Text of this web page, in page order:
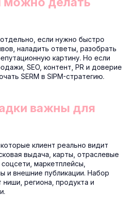
если нужно быстро
наладить ответы, разобрать
картину. Но если
SEO, контент, PR и доверие
SERM в SIPM-стратегию.
важны для
клиент реально видит
выдача, карты, отраслевые
маркетплейсы,
и внешние публикации. Набор
региона, продукта и